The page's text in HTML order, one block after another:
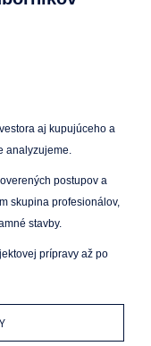
aj kupujúceho a
analyzujeme.
postupov a
skupina profesionálov,
stavby.
prípravy až po